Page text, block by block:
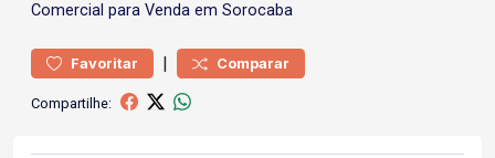
Comercial para Venda em Sorocaba
Favoritar | Comparar
Compartilhe: